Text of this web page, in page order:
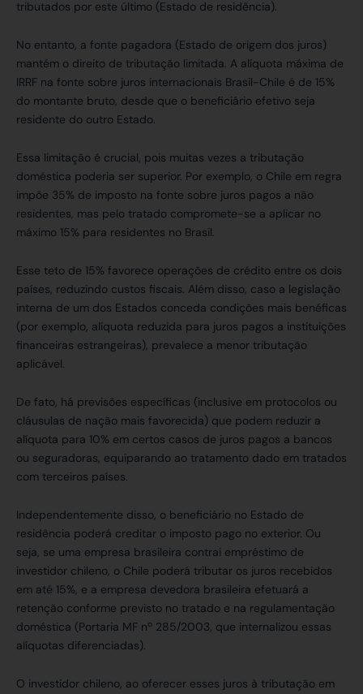
tributados por este último (Estado de residência).
No entanto, a fonte pagadora (Estado de origem dos juros)
mantém o direito de tributação limitada. A alíquota máxima de
IRRF na fonte sobre juros internacionais Brasil-Chile é de 15%
do montante bruto, desde que o beneficiário efetivo seja
residente do outro Estado.
Essa limitação é crucial, pois muitas vezes a tributação
doméstica poderia ser superior. Por exemplo, o Chile em regra
impõe 35% de imposto na fonte sobre juros pagos a não
residentes, mas pelo tratado compromete-se a aplicar no
máximo 15% para residentes no Brasil.
Esse teto de 15% favorece operações de crédito entre os dois
países, reduzindo custos fiscais. Além disso, caso a legislação
interna de um dos Estados conceda condições mais benéficas
(por exemplo, alíquota reduzida para juros pagos a instituições
financeiras estrangeiras), prevalece a menor tributação
aplicável.
De fato, há previsões específicas (inclusive em protocolos ou
cláusulas de nação mais favorecida) que podem reduzir a
alíquota para 10% em certos casos de juros pagos a bancos
ou seguradoras, equiparando ao tratamento dado em tratados
com terceiros países.
Independentemente disso, o beneficiário no Estado de
residência poderá creditar o imposto pago no exterior. Ou
seja, se uma empresa brasileira contrai empréstimo de
investidor chileno, o Chile poderá tributar os juros recebidos
em até 15%, e a empresa devedora brasileira efetuará a
retenção conforme previsto no tratado e na regulamentação
doméstica (Portaria MF nº 285/2003, que internalizou essas
alíquotas diferenciadas).
O investidor chileno, ao oferecer esses juros à tributação em